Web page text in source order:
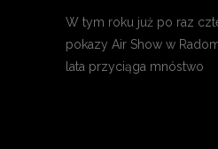
W tym roku już po raz
pokazy Air Show w
lata przyciąga mnóstwo